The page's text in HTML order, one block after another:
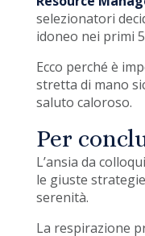
selezionatori
idoneo nei primi
Ecco perché è
stretta di mano
saluto caloroso.
Per
L’ansia da
le giuste
serenità.
La respirazione